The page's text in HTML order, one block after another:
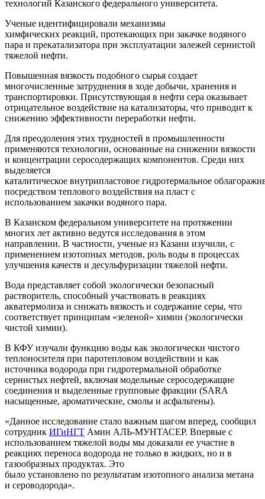
технологий Казанского федерального университета.
Ученые идентифицировали механизмы
химфических реакций, протекающих при закачке водяного
пара и прекатализатора при эксплуатации залежей сернистой
тяжелой нефти.
Повышенная вязкость подобного сырья создает
многочисленные затруднения в ходе добычи, хранения и
транспортировки. Присутствующая в нефти сера оказывает
отрицательное воздействие на катализаторы, что приводит к
снижению эффективности переработки нефти.
Для преодоления этих трудностей в промышленности
применяются технологии, основанные на снижении вязкости
и концентрации серосодержащих компонентов. Среди них
выделяется
каталитическое внутрипластовое гидротермальное
посредством теплового воздействия на пласт с
использованием закачки водяного пара.
В Казанском федеральном университете на протяжении
многих лет активно ведутся исследования в этом
направлении. В частности, ученые из Казани изучили, с
применением изотопных методов, роль воды в процессах
улучшения качеств и десульфуризации тяжелой нефти.
Вода представляет собой экологически безопасный
растворитель, способный участвовать в реакциях
акватермолиза и снижать вязкость и содержание серы, что
соответствует принципам «зеленой» химии (экологически
чистой химии).
В КФУ изучали функцию воды как экологически чистого
теплоносителя при паротепловом воздействии и как
источника водорода при гидротермальной обработке
сернистых нефтей, включая модельные серосодержащие
соединения и выделенные групповые фракции (SARA
насыщенные, ароматические, смолы и асфальтены).
«Данное исследование стало важным шагом вперед, сообщил
сотрудник ИГиНГТ Амин АЛЬ-МУНТАСЕР. Впервые с
использованием тяжелой воды мы доказали ее участие в
реакциях переноса водорода не только в жидких, но и в
газообразных продуктах. Это
было установлено по результатам изотопного анализа метана
и сероводорода».